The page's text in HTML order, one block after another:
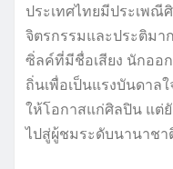
ประเทศไทยมีประเพณี
จิตรกรรมและประติม
ซิ่ลค์ที่มีชื่อเสียง นักออ
ถิ่นเพื่อเป็นแรงบันดาล
ให้โอกาสแก่ศิลปิน แต่
ไปสู่ผู้ชมระดับนานาชา